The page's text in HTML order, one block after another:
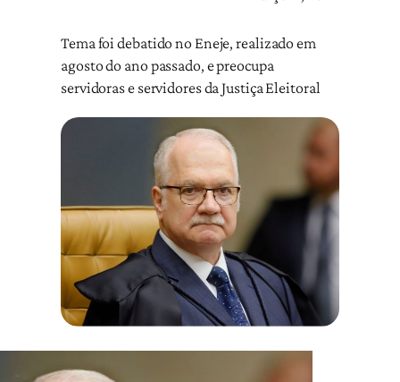
Tema foi debatido no Eneje, realizado em
agosto do ano passado, e preocupa
servidoras e servidores da Justiça Eleitoral